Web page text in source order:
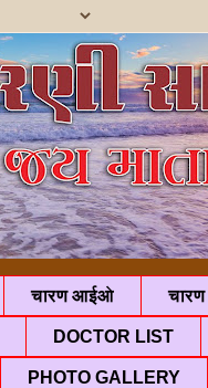
चारण आईओ चारण
DOCTOR LIST
PHOTO GALLERY